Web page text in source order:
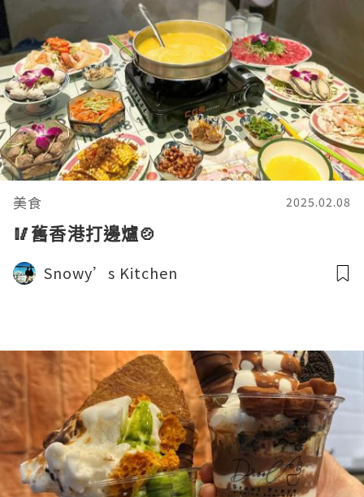
美食 2025.02.08
🥢舊香港打邊爐🍲
Snowy’s Kitchen